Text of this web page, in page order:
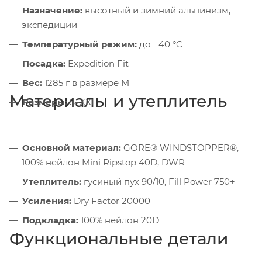
Назначение: высотный и зимний альпинизм,
экспедиции
Температурный режим: до −40 °C
Посадка: Expedition Fit
Вес: 1285 г в размере M
Размеры:S–XXL
Материалы и утеплитель
Основной материал: GORE® WINDSTOPPER®,
100% нейлон Mini Ripstop 40D, DWR
Утеплитель: гусиный пух 90/10, Fill Power 750+
Усиления: Dry Factor 20000
Подкладка: 100% нейлон 20D
Функциональные детали